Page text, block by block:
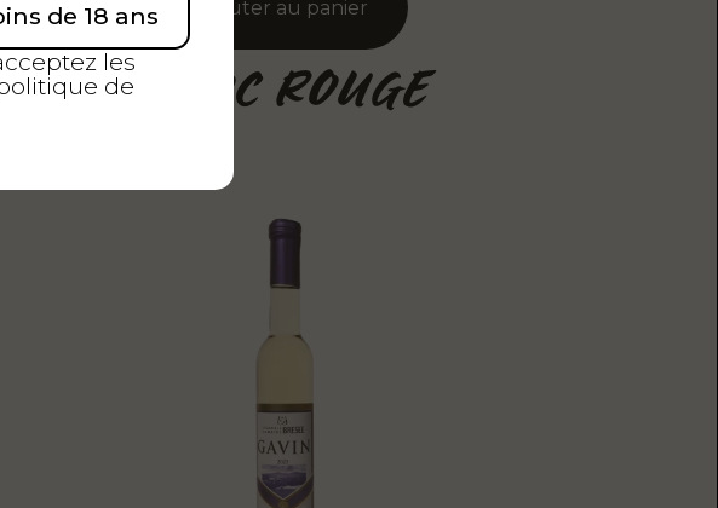
Vin Rouge
BRESSOC ROUGE
de 18 ans
les
de